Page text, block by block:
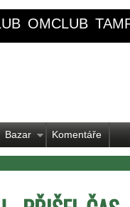
OMCLUB
Bazar Komentáře